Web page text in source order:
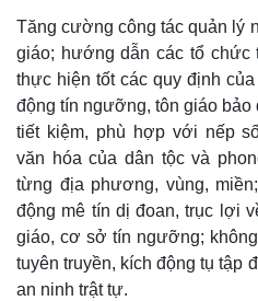
Tăng cường công tác quản lý
giáo; hướng dẫn các tổ
thực hiện tốt các quy định
động tín ngưỡng, tôn giáo bảo
tiết kiệm, phù hợp với nếp
văn hóa của dân tộc và
từng địa phương, vùng,
động mê tín dị đoan, trục lợi
giáo, cơ sở tín ngưỡng;
tuyên truyền, kích động tụ tập
an ninh trật tự.